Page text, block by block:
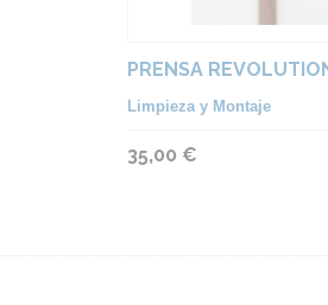
PRENSA
Limpieza y Montaje
35,00 €